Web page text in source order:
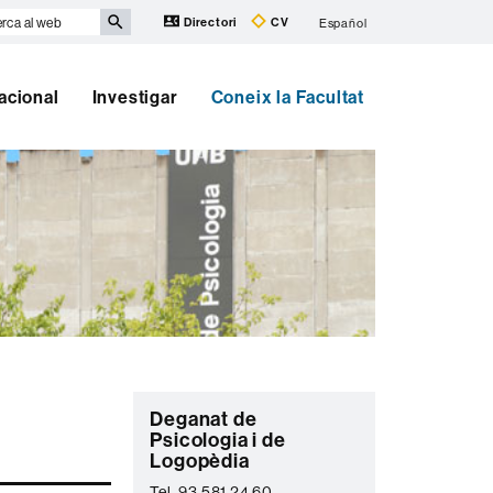
Directori CV Español
Investigar Coneix la Facultat
Informació
complementària
C
o
Deganat de
Psicologia i de
Logopèdia